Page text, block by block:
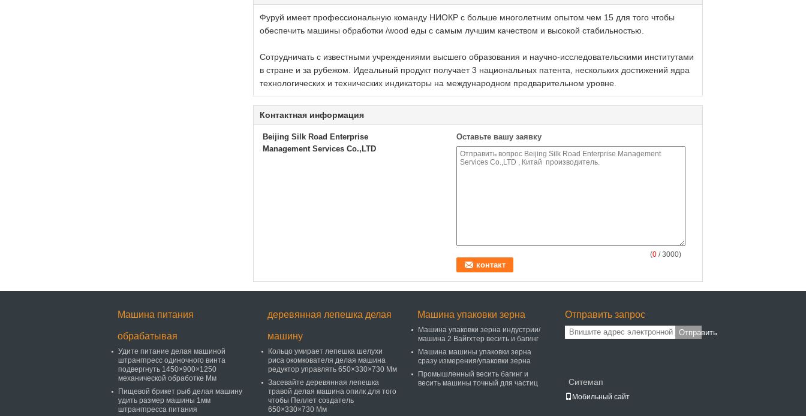
Фуруй имеет профессиональную команду НИОКР с больше многолетним опытом чем 15 для того чтобы
обеспечить машины обработки /wood еды с самым лучшим качеством и высокой стабильностью.
Сотрудничать с известными учреждениями высшего образования и научно-исследовательскими институтами
в стране и за рубежом. Идеальный продукт получает 3 национальных патента, нескольких достижений ядра
технологических и технических индикаторы на международном предварительном уровне.
Контактная информация
Beijing Silk Road Enterprise
Management Services Co.,LTD
Оставьте вашу заявку
(0 / 3000)
Машина питания
обрабатывая
Удите питание делая машиной
штрангпресс одиночного винта
подвергнуть 1450×900×1250
механической обработке Мм
Пищевой брикет рыб делая машину
удить размер машины 1мм
штрангпресса питания
деревянная лепешка делая
машину
Кольцо умирает лепешка шелухи
риса окомкователя делая машина
редуктор управлять 650×330×730 Мм
Засевайте деревянная лепешка
травой делая машина опилк для того
чтобы Пеллет создатель
650×330×730 Мм
Машина упаковки зерна
Машина упаковки зерна индустрии/
машина 2 Вайгхтер весить и багинг
Машина машины упаковки зерна
сразу измерения/упаковки зерна
Промышленный весить багинг и
весить машины точный для частиц
Отправить запрос
Отправить
Ситемап
Мобильный сайт